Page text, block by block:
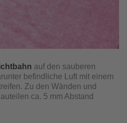
auf den sauberen
befindliche Luft mit einem
Zu den Wänden und
ca. 5 mm Abstand